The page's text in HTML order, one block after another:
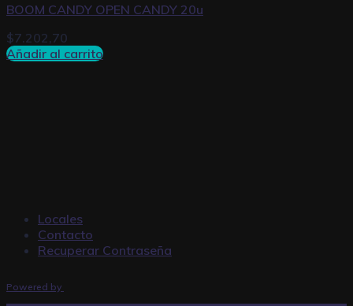
BOOM CANDY OPEN CANDY 20u
$7.202,70
Añadir al carrito
Locales
Contacto
Recuperar Contraseña
Powered by